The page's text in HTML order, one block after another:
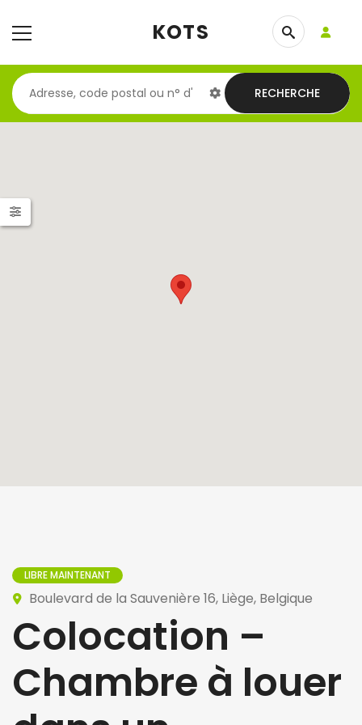
KOTS
RECHERCHE
LIBRE MAINTENANT
Boulevard de la Sauvenière 16, Liège, Belgique
Colocation –
Chambre à louer